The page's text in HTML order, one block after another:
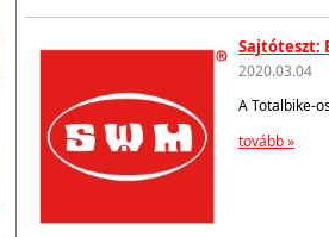
Sajtóteszt:
2020.03.04
A Totalbike-
tovább »